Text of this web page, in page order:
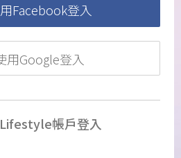
Facebook登入
用Google登入
帳戶登入